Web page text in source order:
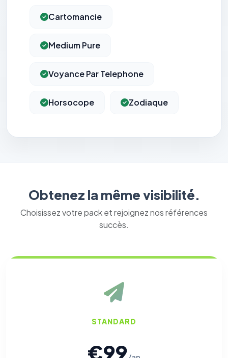
Cartomancie
Medium Pure
Voyance Par Telephone
Horsocope Zodiaque
Obtenez la même visibilité.
Choisissez votre pack et rejoignez nos références
succès.
STANDARD
€99